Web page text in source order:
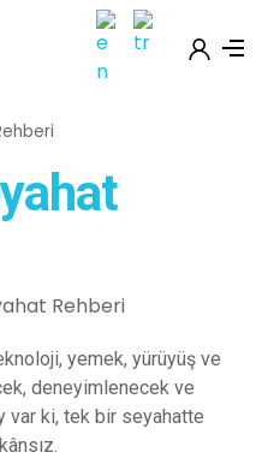
yemek, yürüyüş ve
deneyimlenecek ve
var ki, tek bir seyahatte